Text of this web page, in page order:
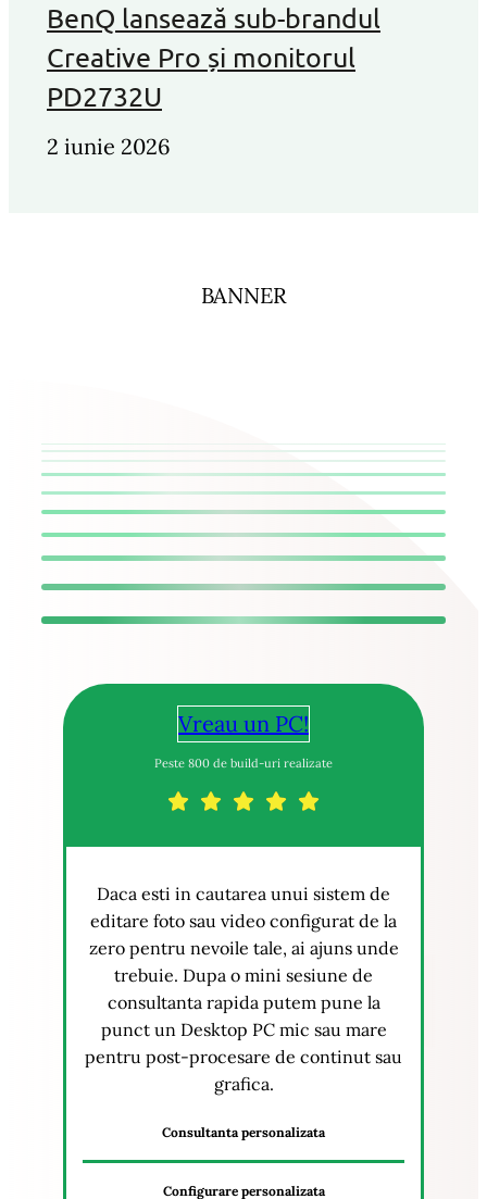
BenQ lansează sub-brandul
Creative Pro și monitorul
PD2732U
2 iunie 2026
BANNER
Vreau un PC!
Peste 800 de build-uri realizate
Daca esti in cautarea unui sistem de
editare foto sau video configurat de la
zero pentru nevoile tale, ai ajuns unde
trebuie. Dupa o mini sesiune de
consultanta rapida putem pune la
punct un Desktop PC mic sau mare
pentru post-procesare de continut sau
grafica.
Consultanta personalizata
Configurare personalizata